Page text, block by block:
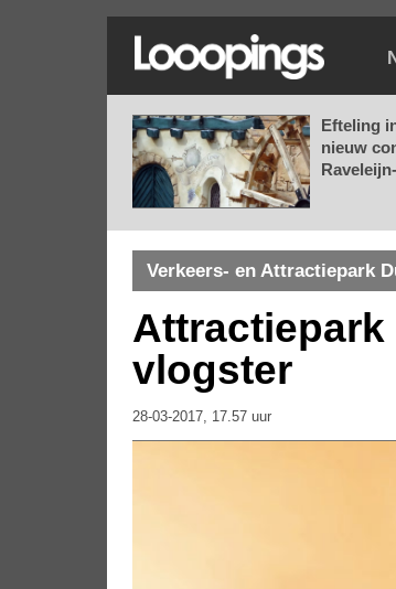
Efteling
nieuw
Verkeers- en Attractiepark
vlogster
28-03-2017, 17.57 uur